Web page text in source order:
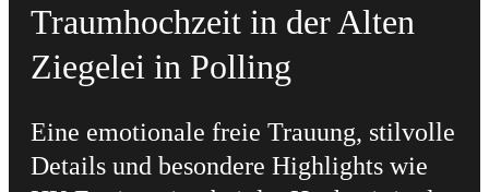
Traumhochzeit in der Alten
Ziegelei in Polling
Eine emotionale freie Trauung, stilvolle
Details und besondere Highlights wie